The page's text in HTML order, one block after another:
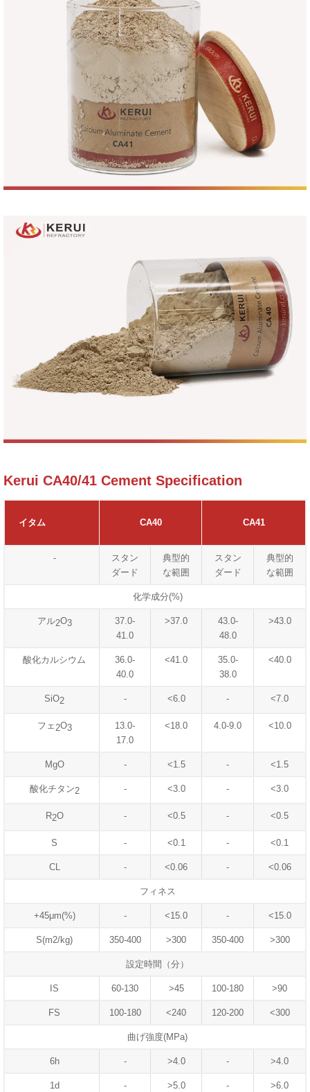
Kerui CA40/41 Cement Specification
イタム CA40 CA41
-
スタン
ダード
典型的
な範囲
スタン
ダード
典型的
な範囲
化学成分(%)
アル2O3
37.0-
41.0
>37.0
43.0-
48.0
>43.0
酸化カルシウム
36.0-
40.0
<41.0
35.0-
38.0
<40.0
SiO2 - <6.0 - <7.0
フェ2O3
13.0-
17.0
<18.0 4.0-9.0 <10.0
MgO - <1.5 - <1.5
酸化チタン2 - <3.0 - <3.0
R2O - <0.5 - <0.5
S - <0.1 - <0.1
CL - <0.06 - <0.06
フィネス
+45μm(%) - <15.0 - <15.0
S(m2/kg) 350-400 >300 350-400 >300
設定時間（分）
IS 60-130 >45 100-180 >90
FS 100-180 <240 120-200 <300
曲げ強度(MPa)
6h - >4.0 - >4.0
1d - >5.0 - >6.0